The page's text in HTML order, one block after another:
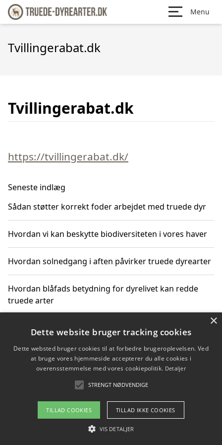
Menu
Tvillingerabat.dk
Tvillingerabat.dk
https://tvillingerabat.dk/
Seneste indlæg
Sådan støtter korrekt foder arbejdet med truede dyr
Hvordan vi kan beskytte biodiversiteten i vores haver
Hvordan solnedgang i aften påvirker truede dyrearter
Hvordan blåfads betydning for dyrelivet kan redde
truede arter
Hvordan kan gaver til unge voksne støtte bevarelsen
Copyright 2026 - Pilanto Aps
Om / kontakt
Blog Betingelser
×
Dette website bruger tracking cookies
Dette websted bruger cookies til at forbedre brugeroplevelsen. Ved
at bruge vores hjemmeside accepterer du alle cookies i
overensstemmelse med vores cookiepolitik. Detaljer
STRENGT NØDVENDIGE
TILLAD COOKIES TILLAD IKKE COOKIES
VIS DETALJER